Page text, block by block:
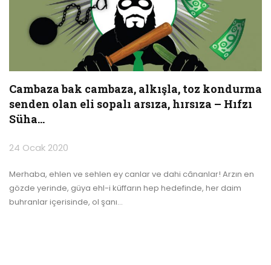
Cambaza bak cambaza, alkışla, toz kondurma
senden olan eli sopalı arsıza, hırsıza – Hıfzı
Süha…
24 Ocak 2020
Merhaba, ehlen ve sehlen ey canlar ve dahi cânanlar! Arzın en
gözde yerinde, güya ehl-i küffarın hep hedefinde, her daim
buhranlar içerisinde, ol şanı…